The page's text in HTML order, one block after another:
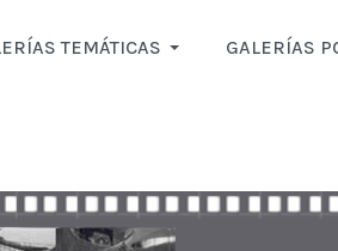
TEMÁTICAS GALERÍAS